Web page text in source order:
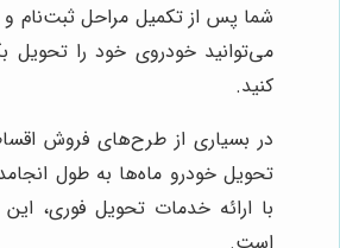
شما پس از تکمیل مراحل ثبت‌نام
می‌توانید خودروی خود را تحویل
کنید.
در بسیاری از طرح‌های فروش
تحویل خودرو ماه‌ها به طول
با ارائه خدمات تحویل فوری،